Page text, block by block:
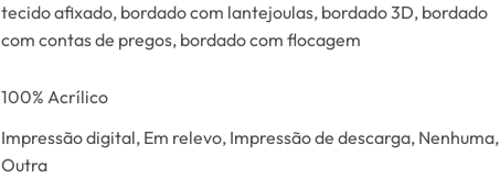
tecido afixado, bordado com lantejoulas, bordado 3D, bordado
com contas de pregos, bordado com flocagem
100% Acrílico
Impressão digital, Em relevo, Impressão de descarga, Nenhuma,
Outra